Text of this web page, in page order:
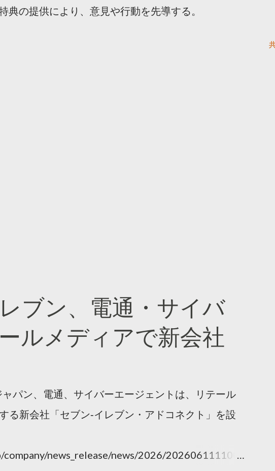
典の提供により、意見や行動を先導する。
ブン、電通・サイバ
ルメディアで新会社
ャパン、電通、サイバーエージェントは、リテール
る新会社「セブン‐イレブン・アドコネクト」を設
company/news_release/news/2026/202606111100.